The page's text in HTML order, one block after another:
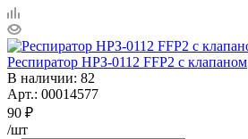
Респиратор НРЗ-0112 FFP2 с клапаном
В наличии: 82
Арт.: 00014577
90 ₽
/шт